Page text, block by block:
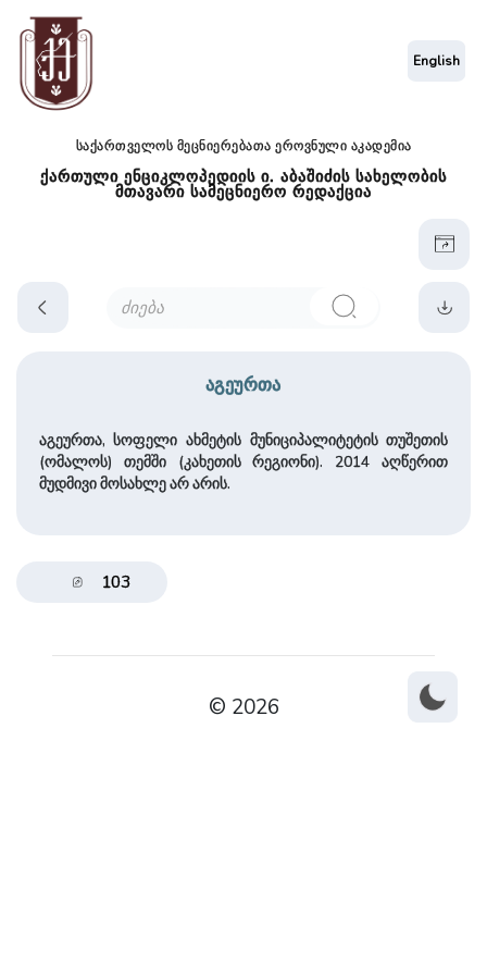
საქართველოს მეცნიერებათა ეროვნული აკადემია
ქართული ენციკლოპედიის ი. აბაშიძის სახელობის
მთავარი სამეცნიერო რედაქცია
English
აგეურთა
აგეურთა, სოფელი ახმეტის მუნიციპალიტეტის თუშეთის
(ომალოს) თემში (კახეთის რეგიონი). 2014 აღწერით
მუდმივი მოსახლე არ არის.
103
© 2026